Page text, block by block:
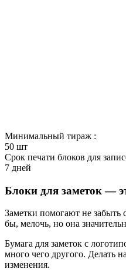
Минимальный тираж :
50 шт
Срок печати блоков для
7 дней
Блоки для заметок —
Заметки помогают не забыть
бы, мелочь, но она
Бумага для заметок с
много чего другого. Делать
изменения.